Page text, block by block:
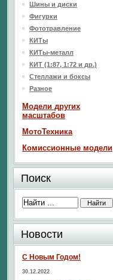
Шины и диски
Фигурки
Фототравление
КИТы
КИТы-металл
КИТ (1:87, 1:72 и др.)
Стеллажи и боксы
Разное
Модели других
масштабов
МотоТехника
Комиссионные модели
Поиск
Новости
С Новым Годом!
30.12.2022